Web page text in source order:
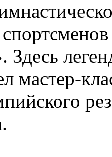
Здесь
мастер-